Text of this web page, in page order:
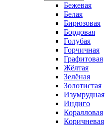
Бежевая
Белая
Бирюзовая
Бордовая
Голубая
Горчичная
Графитовая
Жёлтая
Зелёная
Золотистая
Изумрудная
Индиго
Коралловая
Коричневая